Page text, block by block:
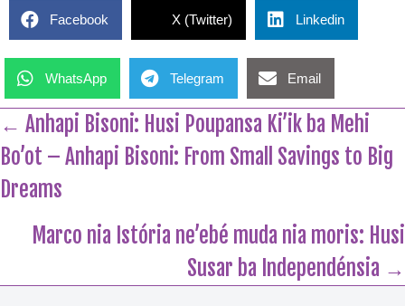
Facebook X (Twitter) Linkedin
WhatsApp Telegram Email
← Anhapi Bisoni: Husi Poupansa Ki’ik ba Mehi
Bo’ot – Anhapi Bisoni: From Small Savings to Big
Dreams
Marco nia Istória ne’ebé muda nia moris: Husi
Susar ba Independénsia →